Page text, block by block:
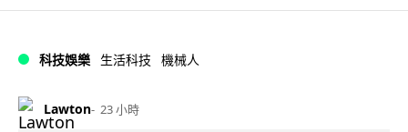
科技娛樂 生活科技 機械人
Lawton 23 小時